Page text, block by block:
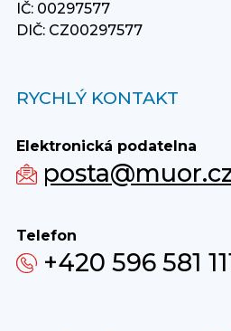
IČ: 00297577
DIČ: CZ00297577
RYCHLÝ KONTAKT
Elektronická podatelna
Telefon
+420 596 581